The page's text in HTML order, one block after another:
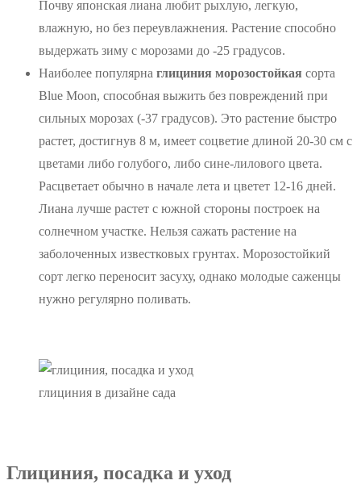
Почву японская лиана любит рыхлую, легкую,
влажную, но без переувлажнения. Растение способно
выдержать зиму с морозами до -25 градусов.
Наиболее популярна глициния морозостойкая сорта
Blue Moon, способная выжить без повреждений при
сильных морозах (-37 градусов). Это растение быстро
растет, достигнув 8 м, имеет соцветие длиной 20-30 см с
цветами либо голубого, либо сине-лилового цвета.
Расцветает обычно в начале лета и цветет 12-16 дней.
Лиана лучше растет с южной стороны построек на
солнечном участке. Нельзя сажать растение на
заболоченных известковых грунтах. Морозостойкий
сорт легко переносит засуху, однако молодые саженцы
нужно регулярно поливать.
глициния в дизайне сада
Глициния, посадка и уход